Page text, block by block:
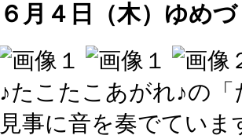
６月４日（木）ゆめ
♪たこたこあがれ♪の
見事に音を奏でてい